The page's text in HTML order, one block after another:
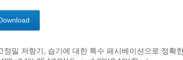
정밀 저항기, 습기에 대한 특수 패시베이션으로 정확